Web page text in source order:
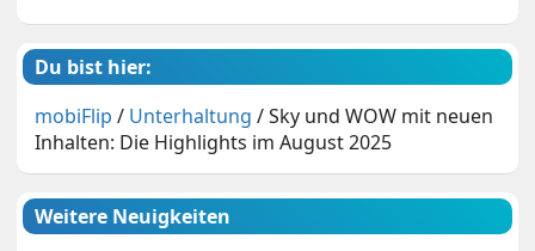
Du bist hier:
mobiFlip / Unterhaltung /Sky und WOW mit neuen
Inhalten: Die Highlights im August 2025
Weitere Neuigkeiten